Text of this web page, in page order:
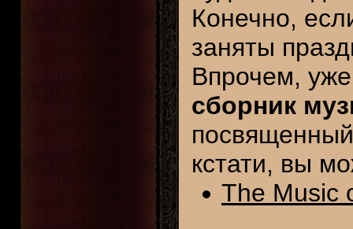
Конечно,
заняты
Впрочем,
сборник
кстати, вы
The Music